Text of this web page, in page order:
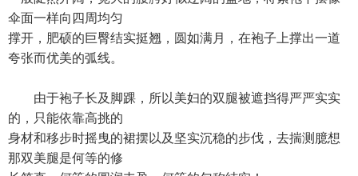
伞面一样向四周均匀
撑开，肥硕的巨臀结实挺翘，圆如满月，在袍子上撑出一道
夸张而优美的弧线。
由于袍子长及脚踝，所以美妇的双腿被遮挡得严严实实
的，只能依靠高挑的
身材和移步时摇曳的裙摆以及坚实沉稳的步伐，去揣测臆想
那双美腿是何等的修